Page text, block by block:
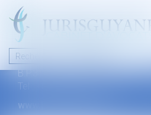
46 avenue de la liberté
B.P.315 - 97327 Cayenne Cedex
Tel : +594 594 29 45 35
www.jurisguyane.com